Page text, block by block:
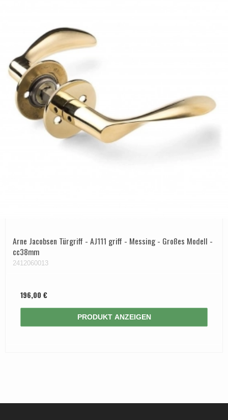
Arne Jacobsen Türgriff - AJ111 griff - Messing - Großes Modell -
cc38mm
2412060013
196,00 €
PRODUKT ANZEIGEN